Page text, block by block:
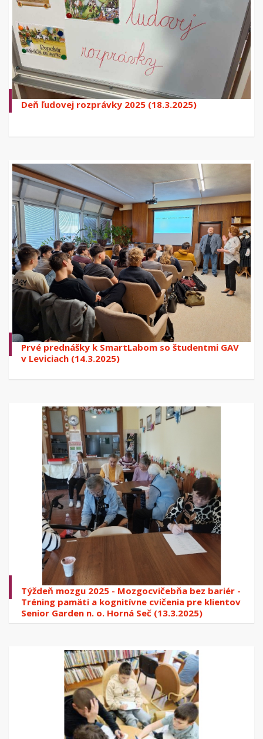
Deň ľudovej rozprávky 2025 (18.3.2025)
Prvé prednášky k SmartLabom so študentmi GAV
v Leviciach (14.3.2025)
Týždeň mozgu 2025 - Mozgocvičebňa bez bariér -
Tréning pamäti a kognitívne cvičenia pre klientov
Senior Garden n. o. Horná Seč (13.3.2025)